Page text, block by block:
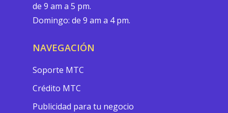
de 9 am a 5 pm.
Domingo: de 9 am a 4 pm.
NAVEGACIÓN
Soporte MTC
Crédito MTC
Publicidad para tu negocio